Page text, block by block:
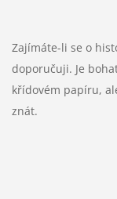
Zajímáte-li se o
doporučuji. Je
křídovém papíru,
znát.